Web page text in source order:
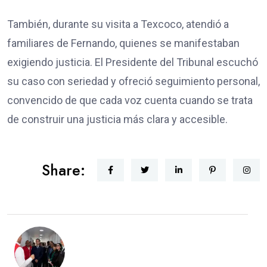
También, durante su visita a Texcoco, atendió a
familiares de Fernando, quienes se manifestaban
exigiendo justicia. El Presidente del Tribunal escuchó
su caso con seriedad y ofreció seguimiento personal,
convencido de que cada voz cuenta cuando se trata
de construir una justicia más clara y accesible.
Share: